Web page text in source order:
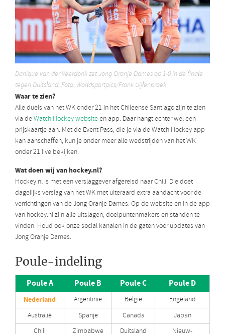
Danique van der Veerdonk zet Jong Oranje Dames op 1-0 in de finale
tegen Duitsland. Foto: Worldsportpics/Frank Uijlenbroek
Waar te zien?
Alle duels van het WK onder 21 in het Chileense Santiago zijn te zien
via deWatch.Hockey websiteen app. Daar hangt echter wel een
prijskaartje aan. Met de Event Pass, die je via de Watch.Hockey app
kan aanschaffen, kun je onder meer alle wedstrijden van het WK
onder 21 live bekijken.
Wat doen wij van hockey.nl?
Hockey.nl is met een verslaggever afgereisd naar Chili. Die doet
dagelijks verslag van het WK met uiteraard extra aandacht voor de
verrichtingen van de Jong Oranje Dames. Op de website en in de app
van hockey.nl zijn alle uitslagen, doelpuntenmakers en standen te
vinden. Houd ook onze social kanalen in de gaten voor updates van
Jong Oranje Dames.
Poule-indeling
Poule A Poule B Poule C Poule D
Nederland Argentinië België
Engeland
Australië
Spanje Canada
Japan
Chili
Zimbabwe Duitsland Nieuw-